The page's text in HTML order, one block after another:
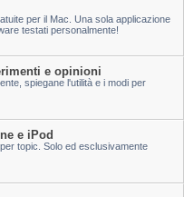
per il Mac. Una sola applicazione
testati personalmente!
e opinioni
spiegane l'utilità e i modi per
e iPod
topic. Solo ed esclusivamente